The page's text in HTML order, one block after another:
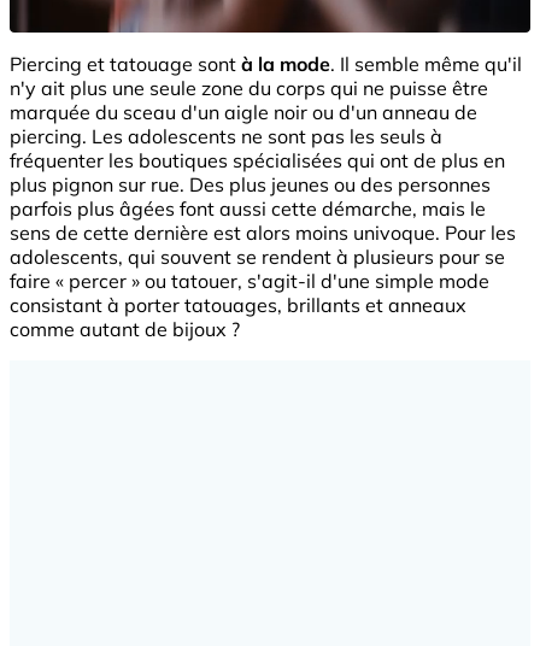
Piercing et tatouage sont à la mode. Il semble même qu'il
n'y ait plus une seule zone du corps qui ne puisse être
marquée du sceau d'un aigle noir ou d'un anneau de
piercing. Les adolescents ne sont pas les seuls à
fréquenter les boutiques spécialisées qui ont de plus en
plus pignon sur rue. Des plus jeunes ou des personnes
parfois plus âgées font aussi cette démarche, mais le
sens de cette dernière est alors moins univoque. Pour les
adolescents, qui souvent se rendent à plusieurs pour se
faire « percer » ou tatouer, s'agit-il d'une simple mode
consistant à porter tatouages, brillants et anneaux
comme autant de bijoux ?